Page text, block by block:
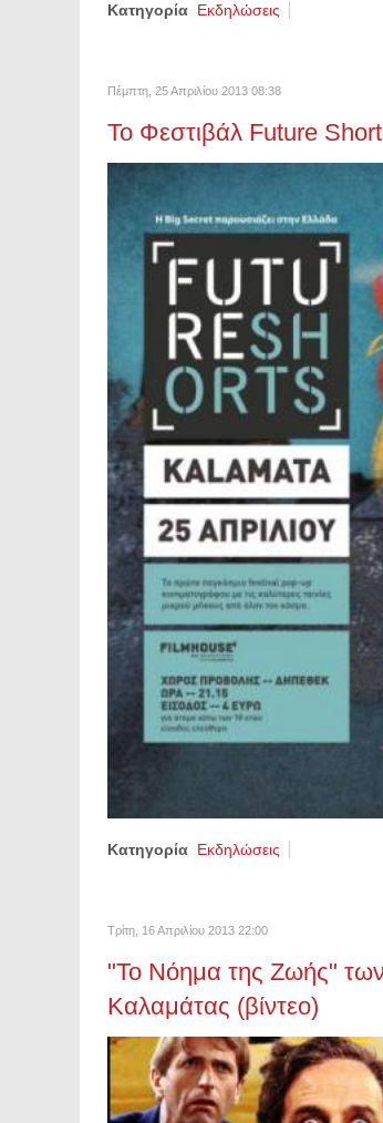
Κατηγορία Εκδηλώσεις
Πέμπτη, 25 Απριλίου 2013 08:38
Το Φεστιβάλ Future
Κατηγορία Εκδηλώσεις
Τρίτη, 16 Απριλίου 2013 22:00
"Το Νόημα της Ζωής"
Καλαμάτας (βίντεο)